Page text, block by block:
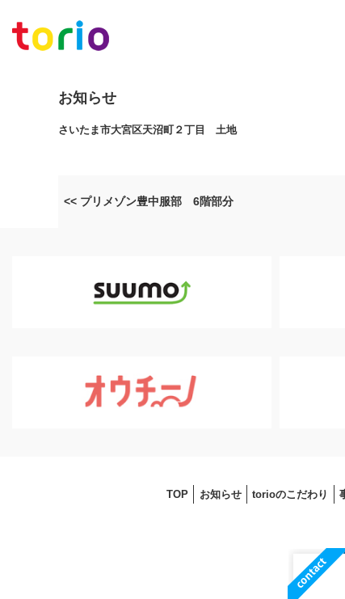
お知らせ
さいたま市大宮区天沼町２丁目 土地
<< プリメゾン豊中服部 6階部分
TOP お知らせ torioのこだわり